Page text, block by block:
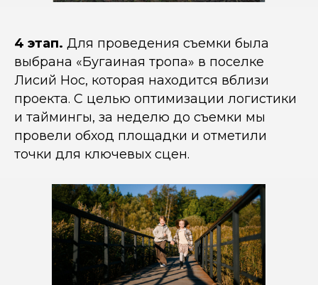
4 этап. Для проведения съемки была
выбрана «Бугаиная тропа» в поселке
Лисий Нос, которая находится вблизи
проекта. С целью оптимизации логистики
и таймингы, за неделю до съемки мы
провели обход площадки и отметили
точки для ключевых сцен.
И МЫ РАССЧИТАЕМ ВАШУ
РЕКЛАМНУЮ КАМПАНИЮ
ОСТАВЬТЕ ЗАЯВКУ
Или свяжитесь с нами в
Ваше имя
Номер телефона